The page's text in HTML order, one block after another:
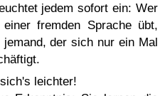
jedem sofort ein: Wer
fremden Sprache übt,
der sich nur ein Mal
leichter!